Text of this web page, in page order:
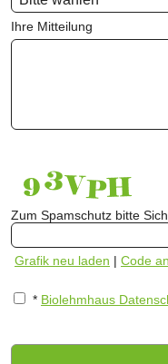
Ihre Mitteilung
Zum Spamschutz bitte
Grafik neu laden | Code
* Biolehmhaus